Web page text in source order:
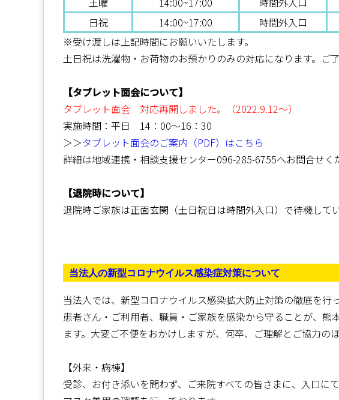
日祝
14:00~17:00 時間外入口
※受け渡しは上記時間にお願いいたします。
土日祝は洗濯物・お荷物のお預かりのみの対応になります。ご
【タブレット面会について】
タブレット面会 対応再開しました。（2022.9.12〜）
実施時間：平日 14：00～16：30
＞＞タブレット面会のご案内（PDF）はこちら
詳細は地域連携・相談支援センター096-285-6755へお問合せく
【退院時について】
退院時ご家族は正面玄関（土日祝日は時間外入口）で待機して
当法人の新型コロナウイルス感染症対策について
当法人では、新型コロナウイルス感染拡大防止対策の徹底を行っ
患者さん・ご利用者、職員・ご家族を感染から守ることが、
ます。大変ご不便をおかけしますが、何卒、ご理解とご協力の
【外来・病棟】
受診、お付き添いを問わず、ご来院すべての皆さまに、入口に